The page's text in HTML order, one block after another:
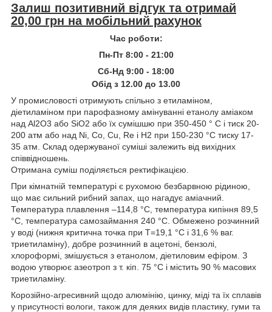
Залиш позитивний відгук та отримай
20,00 грн на мобільний рахунок
Час роботи:
Пн-Пт 8:00 - 21:00
Сб-Нд 9:00 - 18:00
Обід з 12.00 до 13.00
У промисловості отримують спільно з етиламіном,
діетиламіном при парофазному амінуванні етанолу аміаком
над Al2O3 або SiO2 або їх сумішшю при 350-450 ° C і тиск 20-
200 атм або над Ni, Co, Cu, Re і H2 при 150-230 °C тиску 17-
35 атм. Склад одержуваної суміші залежить від вихідних
співвідношень.
Отримана суміш поділяється ректифікацією.
При кімнатній температурі є рухомою безбарвною рідиною,
що має сильний рибний запах, що нагадує аміачний.
Температура плавлення –114,8 °C, температура кипіння 89,5
°C, температура самозаймання 240 °C. Обмежено розчинний
у воді (нижня критична точка при T=19,1 °C і 31,6 % ваг.
триетиламіну), добре розчинний в ацетоні, бензолі,
хлороформі, змішується з етанолом, діетиловим ефіром. З
водою утворює азеотроп з т. кіп. 75 °C і містить 90 % масових
триетиламіну.
Корозійно-агресивний щодо алюмінію, цинку, міді та їх сплавів
у присутності вологи, також для деяких видів пластику, гуми та